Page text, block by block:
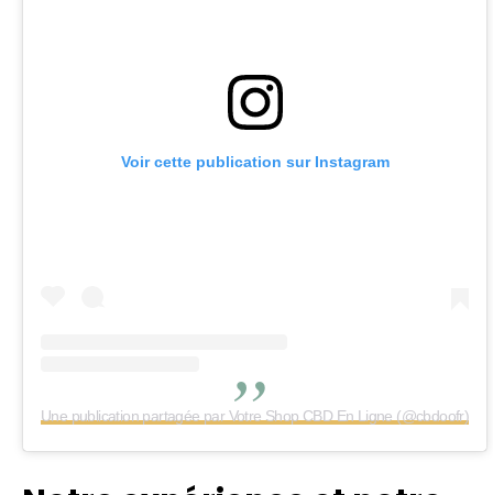
Voir cette publication sur Instagram
Une publication partagée par Votre Shop CBD En Ligne (@cbdoofr)